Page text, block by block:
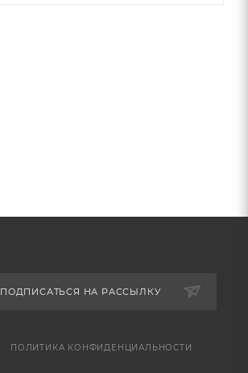
ПОДПИСАТЬСЯ НА РАССЫЛКУ
ПОЛИТИКА КОНФИДЕНЦИАЛЬНОСТИ